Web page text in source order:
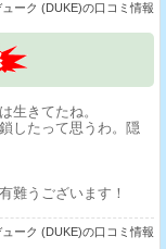
ューク (DUKE)の口コミ情報
生きてたね。
したって思うわ。隠
難うございます！
ューク (DUKE)の口コミ情報